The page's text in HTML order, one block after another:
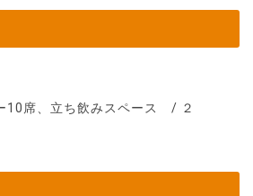
10席、立ち飲みスペース / ２